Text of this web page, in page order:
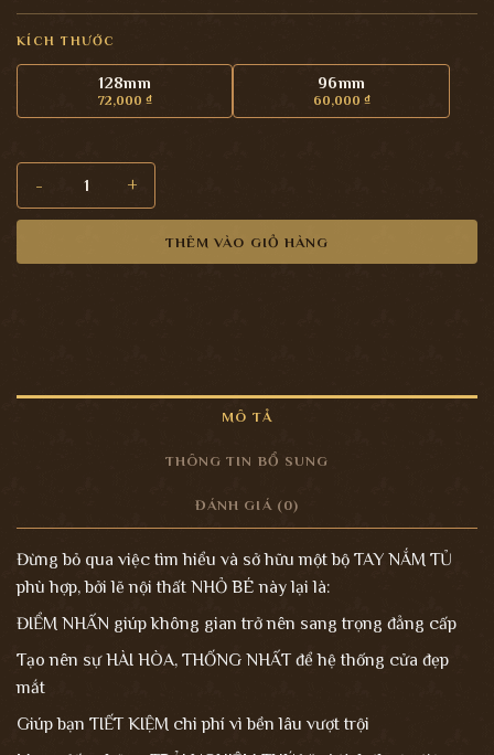
KÍCH THƯỚC
128mm
72,000 ₫
96mm
60,000 ₫
THÊM VÀO GIỎ HÀNG
MÔ TẢ
THÔNG TIN BỔ SUNG
ĐÁNH GIÁ (0)
Đừng bỏ qua việc tìm hiểu và sở hữu một bộ TAY NẮM TỦ
phù hợp, bởi lẽ nội thất NHỎ BÉ này lại là:
ĐIỂM NHẤN giúp không gian trở nên sang trọng đẳng cấp
Tạo nên sự HÀI HÒA, THỐNG NHẤT để hệ thống cửa đẹp
mắt
Giúp bạn TIẾT KIỆM chi phí vì bền lâu vượt trội